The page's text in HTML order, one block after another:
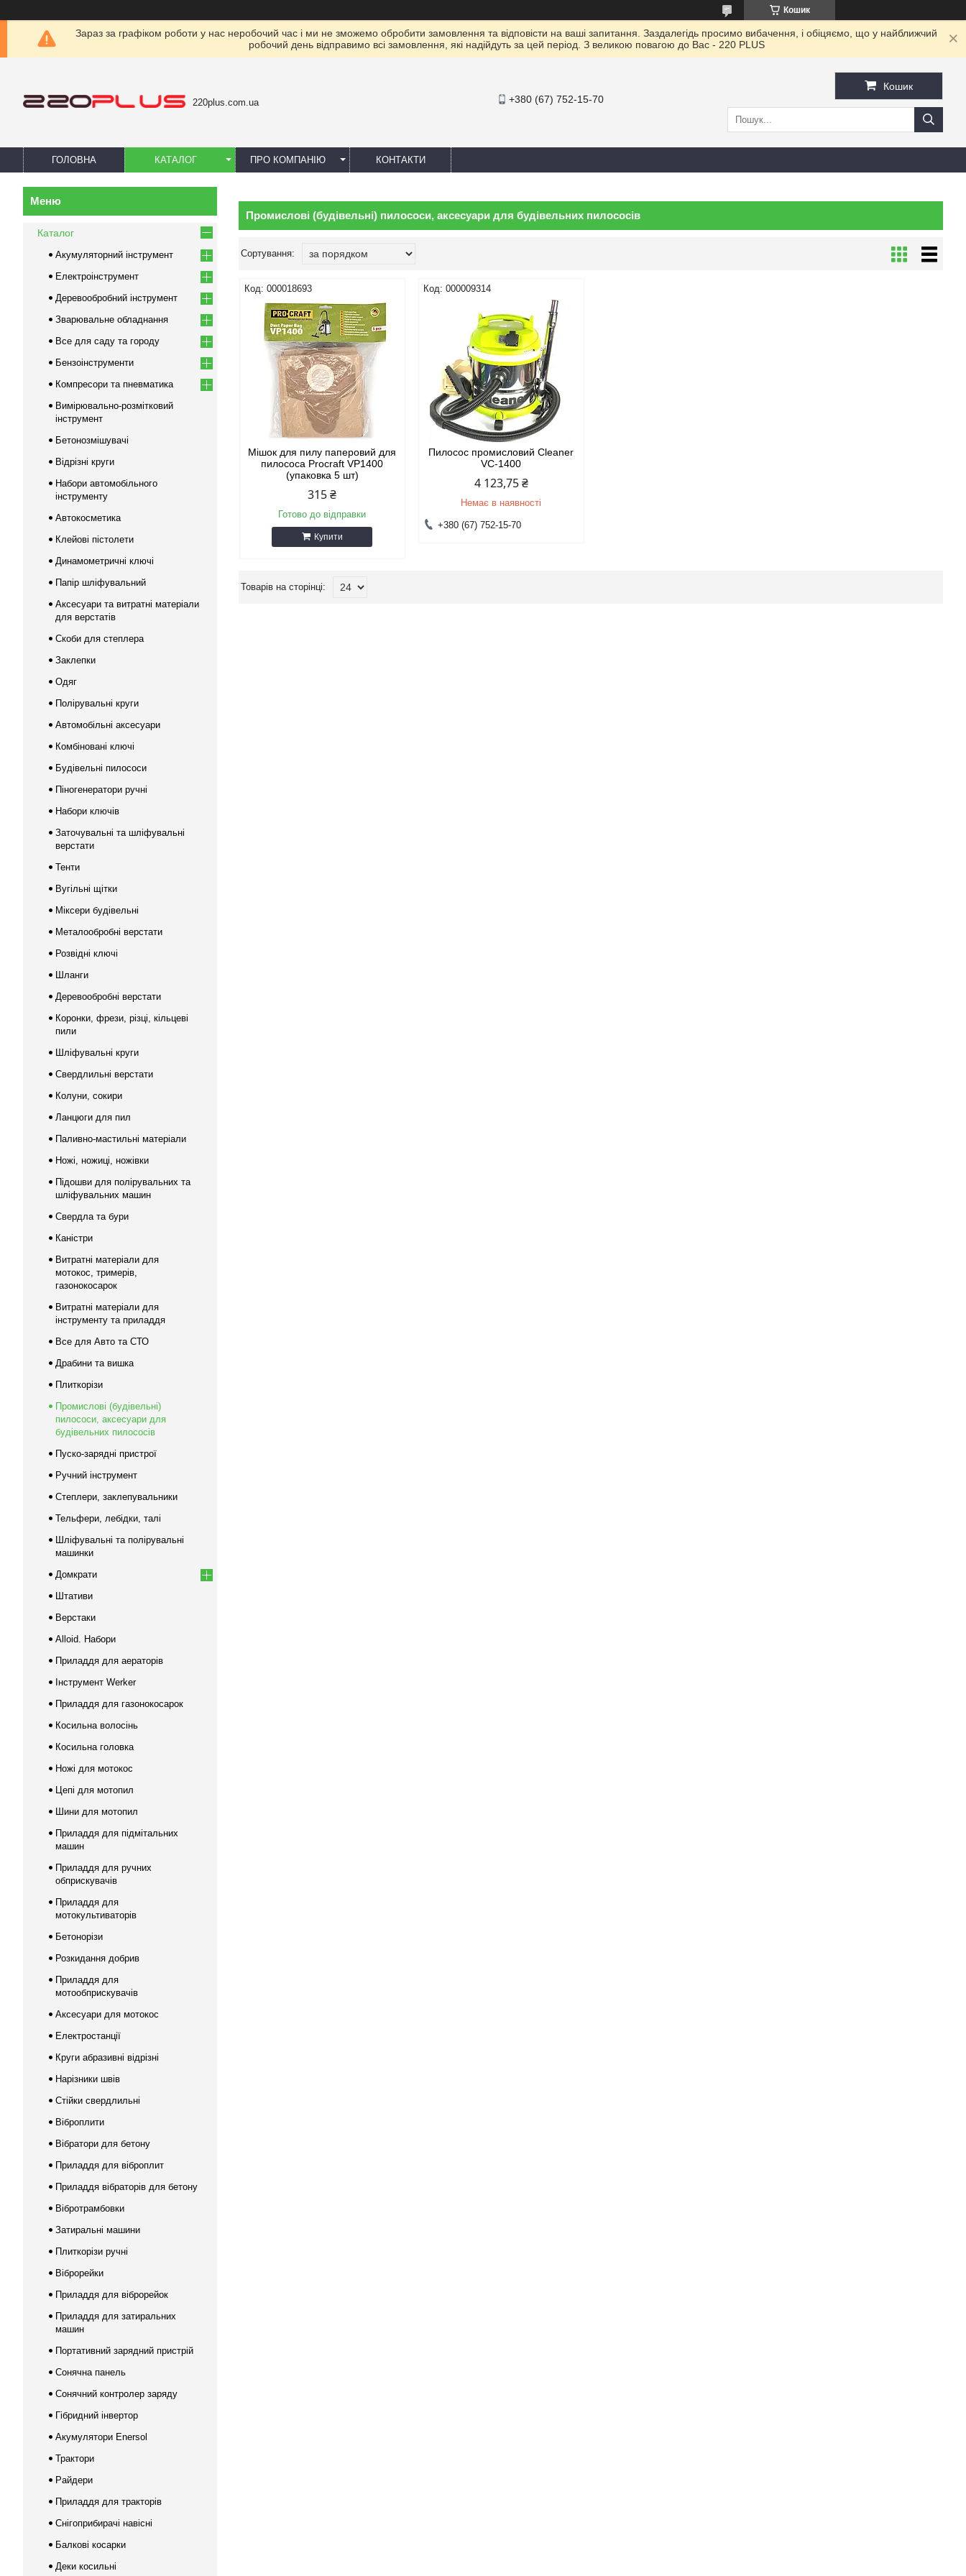
Кошик
Зараз за графіком роботи у нас неробочий час і ми не зможемо обробити замовлення та відповісти на ваші запитання. Заздалегідь просимо вибачення, і обіцяємо, що у найближчий
робочий день відправимо всі замовлення, які надійдуть за цей період. З великою повагою до Ваc - 220 PLUS
220plus.com.ua +380 (67) 752-15-70
Кошик
ГОЛОВНА КАТАЛОГ ПРО КОМПАНІЮ КОНТАКТИ
Промислові (будівельні) пилососи, аксесуари для будівельних пилососів
000018693
Мішок для пилу паперовий для
пилососа Procraft VP1400
(упаковка 5 шт)
315 ₴
Готово до відправки
Купити
000009314
Пилосос промисловий Cleaner
VC-1400
4 123,75 ₴
Немає в наявності
+380 (67) 752-15-70
Каталог
Акумуляторний інструмент
Електроінструмент
Деревообробний інструмент
Зварювальне обладнання
Все для саду та городу
Бензоінструменти
Компресори та пневматика
Вимірювально-розмітковий
інструмент
Бетонозмішувачі
Відрізні круги
Набори автомобільного
інструменту
Автокосметика
Клейові пістолети
Динамометричні ключі
Папір шліфувальний
Аксесуари та витратні матеріали
для верстатів
Скоби для степлера
Заклепки
Одяг
Полірувальні круги
Автомобільні аксесуари
Комбіновані ключі
Будівельні пилососи
Піногенератори ручні
Набори ключів
Заточувальні та шліфувальні
верстати
Тенти
Вугільні щітки
Міксери будівельні
Металообробні верстати
Розвідні ключі
Шланги
Деревообробні верстати
Коронки, фрези, різці, кільцеві
пили
Шліфувальні круги
Свердлильні верстати
Колуни, сокири
Ланцюги для пил
Паливно-мастильні матеріали
Ножі, ножиці, ножівки
Підошви для полірувальних та
шліфувальних машин
Свердла та бури
Каністри
Витратні матеріали для
мотокос, тримерів,
газонокосарок
Витратні матеріали для
інструменту та приладдя
Все для Авто та СТО
Драбини та вишка
Плиткорізи
Промислові (будівельні)
пилососи, аксесуари для
будівельних пилососів
Пуско-зарядні пристрої
Ручний інструмент
Степлери, заклепувальники
Тельфери, лебідки, талі
Шліфувальні та полірувальні
машинки
Домкрати
Штативи
Верстаки
Alloid. Набори
Приладдя для аераторів
Інструмент Werker
Приладдя для газонокосарок
Косильна волосінь
Косильна головка
Ножі для мотокос
Цепі для мотопил
Шини для мотопил
Приладдя для підмітальних
машин
Приладдя для ручних
обприскувачів
Приладдя для
мотокультиваторів
Бетонорізи
Розкидання добрив
Приладдя для
мотообприскувачів
Аксесуари для мотокос
Електростанції
Круги абразивні відрізні
Нарізники швів
Стійки свердлильні
Віброплити
Вібратори для бетону
Приладдя для віброплит
Приладдя вібраторів для бетону
Вібротрамбовки
Затиральні машини
Плиткорізи ручні
Віброрейки
Приладдя для віброрейок
Приладдя для затиральних
машин
Портативний зарядний пристрій
Сонячна панель
Сонячний контролер заряду
Гібридний інвертор
Акумулятори Enersol
Трактори
Райдери
Приладдя для тракторів
Снігоприбирачі навісні
Балкові косарки
Деки косильні